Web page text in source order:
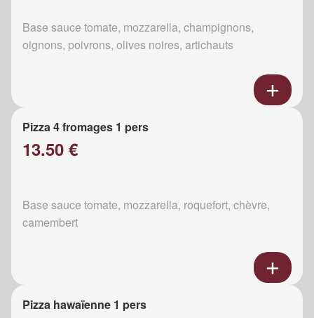
Base sauce tomate, mozzarella, champignons,
oignons, poivrons, olives noires, artichauts
Pizza 4 fromages 1 pers
13.50 €
Base sauce tomate, mozzarella, roquefort, chèvre,
camembert
Pizza hawaïenne 1 pers